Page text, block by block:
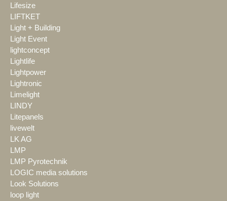
Lifesize
LIFTKET
Light + Building
Light Event
lightconcept
Lightlife
Lightpower
Lightronic
Limelight
LINDY
Litepanels
livewelt
LK AG
LMP
LMP Pyrotechnik
LOGIC media solutions
Look Solutions
loop light